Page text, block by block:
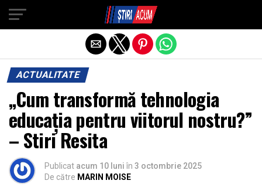
ACTUALITATE
„Cum transformă tehnologia
educația pentru viitorul nostru?”
– Stiri Resita
Publicat acum 10 luni în 3 octombrie 2025
De către MARIN MOISE
Exit mobile version